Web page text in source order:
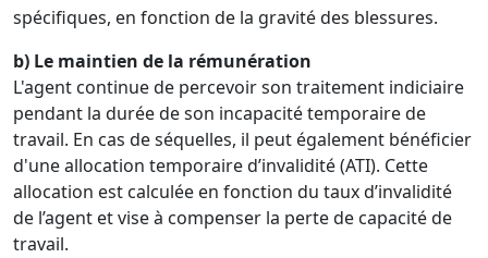
spécifiques, en fonction de la gravité des blessures.
b) Le maintien de la rémunération
L'agent continue de percevoir son traitement indiciaire
pendant la durée de son incapacité temporaire de
travail. En cas de séquelles, il peut également bénéficier
d'une allocation temporaire d’invalidité (ATI). Cette
allocation est calculée en fonction du taux d’invalidité
de l’agent et vise à compenser la perte de capacité de
travail.